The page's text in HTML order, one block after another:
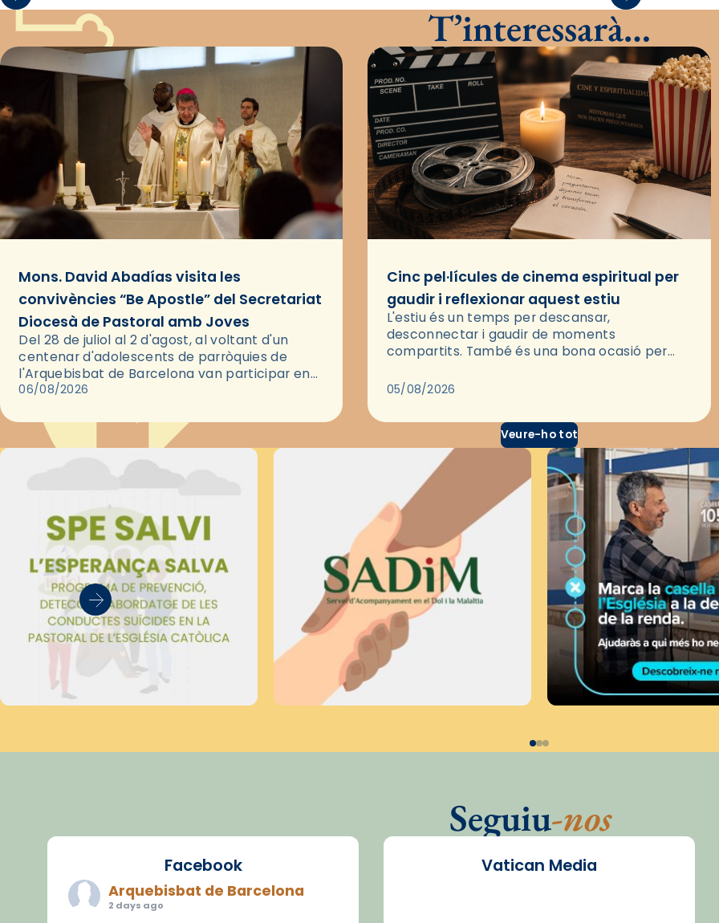
T’interessarà…
Mons. David Abadías visita les
convivències “Be Apostle” del Secretariat
Diocesà de Pastoral amb Joves
Del 28 de juliol al 2 d'agost, al voltant d'un
centenar d'adolescents de parròquies de
l'Arquebisbat de Barcelona van participar en
les convivències Be Apostle, organitzades pel
06/08/2026
Cinc pel·lícules de cinema espiritual per
gaudir i reflexionar aquest estiu
L'estiu és un temps per descansar,
desconnectar i gaudir de moments
compartits. També és una bona ocasió per
través del cinema, reflexionar sobre les…
05/08/2026
Veure-ho tot
Seguiu-nos
Facebook
Arquebisbat de Barcelona
2 days ago
Vatican Media